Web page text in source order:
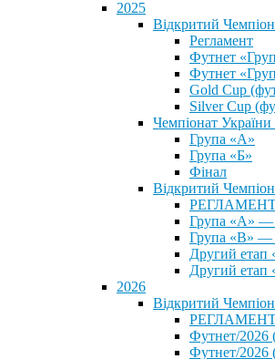
2025
Відкритий
Регламент
Футнет
Футнет
Gold Cup
Silver Cup
Чемпіонат
Група «А»
Група «Б»
Фінал
Відкритий
Група «А» —
Група «В» —
Другий етап
Другий етап
2026
Відкритий
Футнет/2026
Футнет/2026